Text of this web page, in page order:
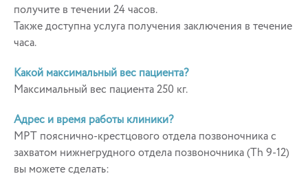
получите в течении 24 часов.
Также доступна услуга получения заключения в течение
часа.
Какой максимальный вес пациента?
Максимальный вес пациента 250 кг.
Адрес и время работы клиники?
МРТ пояснично-крестцового отдела позвоночника с
захватом нижнегрудного отдела позвоночника (Th 9-12)
вы можете сделать: